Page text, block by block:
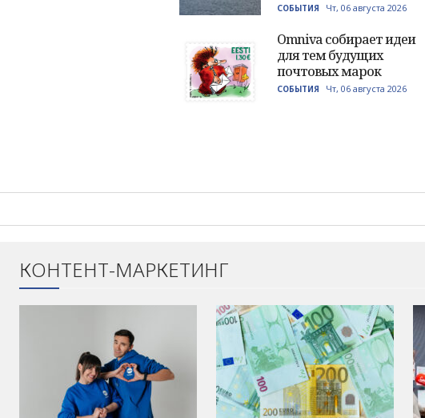
СОБЫТИЯ Чт, 06 августа 2026
Omniva собирает идеи
для тем будущих
почтовых марок
СОБЫТИЯ Чт, 06 августа 2026
КОНТЕНТ-МАРКЕТИНГ